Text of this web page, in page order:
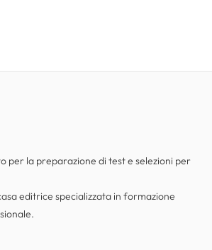
per la preparazione di test e selezioni per
editrice specializzata in formazione